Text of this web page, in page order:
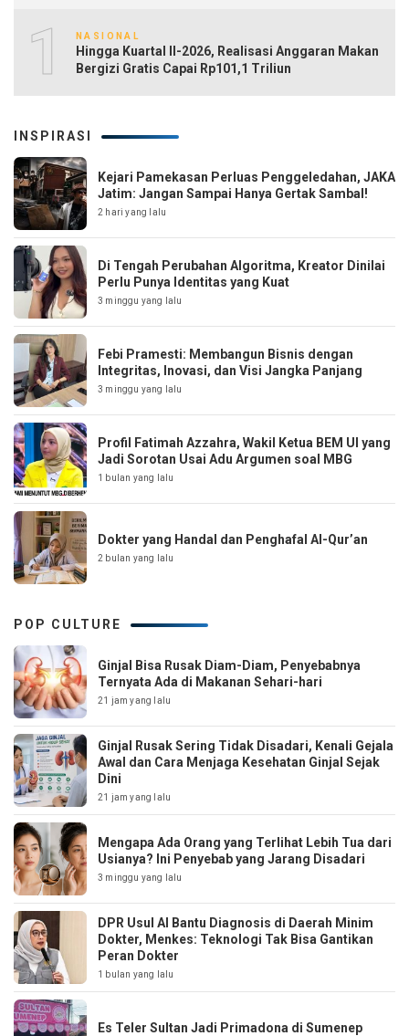
10NASIONAL
Hingga Kuartal II-2026, Realisasi Anggaran Makan
Bergizi Gratis Capai Rp101,1 Triliun
INSPIRASI
Kejari Pamekasan Perluas Penggeledahan, JAKA
Jatim: Jangan Sampai Hanya Gertak Sambal!
2 hari yang lalu
Di Tengah Perubahan Algoritma, Kreator Dinilai
Perlu Punya Identitas yang Kuat
3 minggu yang lalu
Febi Pramesti: Membangun Bisnis dengan
Integritas, Inovasi, dan Visi Jangka Panjang
3 minggu yang lalu
Profil Fatimah Azzahra, Wakil Ketua BEM UI yang
Jadi Sorotan Usai Adu Argumen soal MBG
1 bulan yang lalu
Dokter yang Handal dan Penghafal Al-Qur’an
2 bulan yang lalu
POP CULTURE
Ginjal Bisa Rusak Diam-Diam, Penyebabnya
Ternyata Ada di Makanan Sehari-hari
21 jam yang lalu
Ginjal Rusak Sering Tidak Disadari, Kenali Gejala
Awal dan Cara Menjaga Kesehatan Ginjal Sejak
Dini
21 jam yang lalu
Mengapa Ada Orang yang Terlihat Lebih Tua dari
Usianya? Ini Penyebab yang Jarang Disadari
3 minggu yang lalu
DPR Usul AI Bantu Diagnosis di Daerah Minim
Dokter, Menkes: Teknologi Tak Bisa Gantikan
Peran Dokter
1 bulan yang lalu
Es Teler Sultan Jadi Primadona di Sumenep